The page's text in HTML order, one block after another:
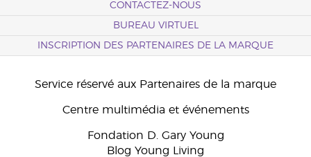
CONTACTEZ-NOUS
BUREAU VIRTUEL
INSCRIPTION DES PARTENAIRES DE LA MARQUE
Service réservé aux Partenaires de la marque
Centre multimédia et événements
Fondation D. Gary Young
Blog Young Living